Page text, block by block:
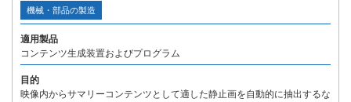
機械・部品の製造
適用製品
コンテンツ生成装置およびプログラム
目的
映像内からサマリーコンテンツとして適した静止画を自動的に抽出するな